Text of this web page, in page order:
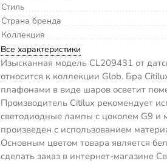
Стиль
Страна бренда
Коллекция
Все характеристики
Изысканная модель CL209431 от
относится к коллекции Glob. Бра
плафонами в виде шаров осветит
Производитель Citilux рекомендует
светодиодные лампы с цоколем G9
произведен с использованием
Основным цветом товара является
сделать заказ в интернет-магазине